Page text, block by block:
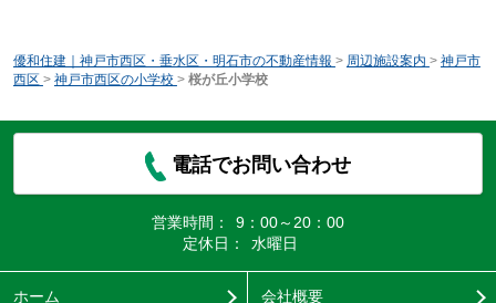
優和住建｜神戸市西区・垂水区・明石市の不動産情報 > 周辺施設案内 > 神戸市
西区 > 神戸市西区の小学校 > 桜が丘小学校
電話でお問い合わせ
営業時間：
9：00～20：00
定休日：
水曜日
ホーム 会社概要